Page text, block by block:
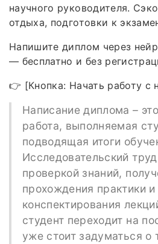
научного руководителя.
отдыха, подготовки к
Напишите диплом через
— бесплатно и без
👉 [Кнопка: Начать работу с
Написание диплома –
работа, выполняемая
подводящая итоги
Исследовательский
проверкой знаний,
прохождения практики
конспектирования
студент переходит на
уже стоит задуматься о